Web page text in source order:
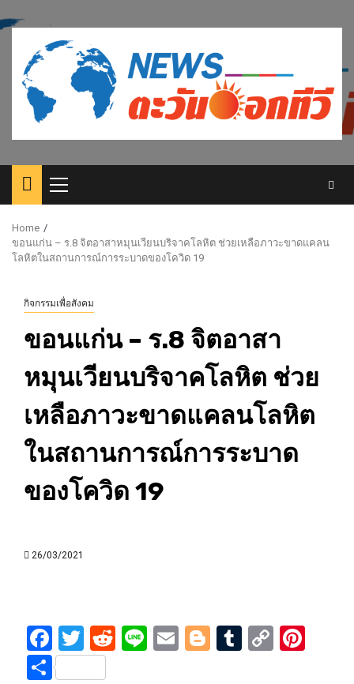
to
content
Primary
Menu
Home
ขอนแก่น – ร.8 จิตอาสาหมุนเวียนบริจาคโลหิต ช่วยเหลือภาวะขาดแคลน
โลหิตในสถานการณ์การระบาดของโควิด 19
กิจกรรมเพื่อสังคม
ขอนแก่น – ร.8 จิตอาสา
หมุนเวียนบริจาคโลหิต ช่วย
เหลือภาวะขาดแคลนโลหิต
ในสถานการณ์การระบาด
ของโควิด 19
26/03/2021
Facebook
Twitter
Reddit
LineEmailBlogger
Tumblr
Copy
Share